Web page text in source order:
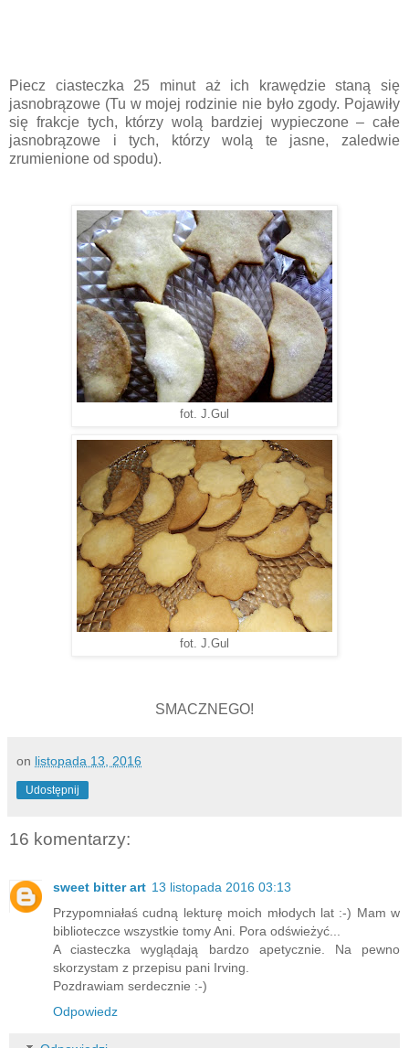
Piecz ciasteczka 25 minut aż ich krawędzie staną się
jasnobrązowe (Tu w mojej rodzinie nie było zgody. Pojawiły
się frakcje tych, którzy wolą bardziej wypieczone – całe
jasnobrązowe i tych, którzy wolą te jasne, zaledwie
zrumienione od spodu).
fot. J.Gul
fot. J.Gul
SMACZNEGO!
on listopada 13, 2016
Udostępnij
16 komentarzy:
sweet bitter art 13 listopada 2016 03:13
Przypomniałaś cudną lekturę moich młodych lat :-) Mam w
biblioteczce wszystkie tomy Ani. Pora odświeżyć...
A ciasteczka wyglądają bardzo apetycznie. Na pewno
skorzystam z przepisu pani Irving.
Pozdrawiam serdecznie :-)
Odpowiedz